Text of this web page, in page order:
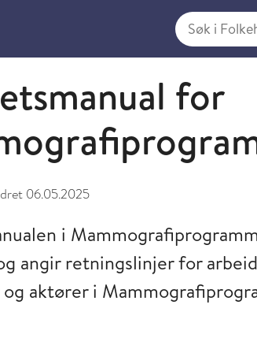
Søk i
for
06.05.2025
i
angir retningslinjer for
aktører i